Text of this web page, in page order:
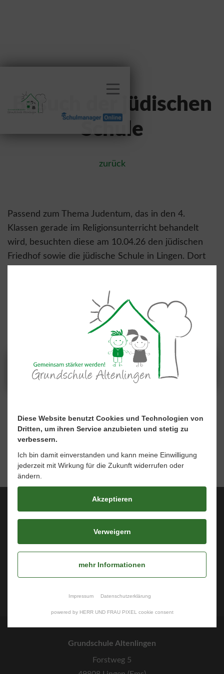
Besuch der jüdischen
Schule
zurück
Passend zum Thema Judentum, das in den 4.
Klassen gerade im Religionsunterricht behandelt
wird, besuchten diese am 10.04.26 den jüdischen
Friedhof sowie die jüdische Schule in Lingen. Dort
stellen. Anschließend haben sich die Klassen über
die Stolpersteine am Marktplatz informiert.
Es war ein sehr interessanter Vormittag.
Über uns
Fotos & Berichte
Grundschule Altenlingen
Forstweg 5
Diese Website benutzt Cookies und Technologien von
Dritten, um ihren Service anzubieten und stetig zu
verbessern.
Ich bin damit einverstanden und kann meine Einwilligung
jederzeit mit Wirkung für die Zukunft widerrufen oder
ändern.
Akzeptieren
Verweigern
mehr Informationen
Impressum Datenschutzerklärung
powered by HERR UND FRAU PIXEL cookie consent